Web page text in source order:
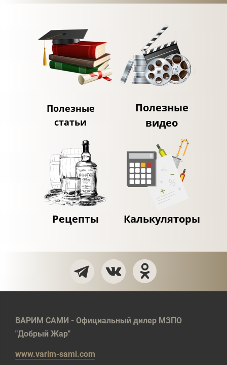
Полезные
статьи
Полезные
видео
Рецепты Калькуляторы
ВАРИМ САМИ - Официальный дилер МЗПО
"Добрый Жар"
www.varim-sami.com